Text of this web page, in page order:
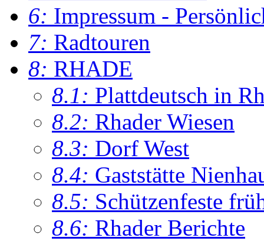
6: Impressum -
7: Radtouren
8: RHADE
8.1: Plattdeutsch in
8.2: Rhader Wiesen
8.3: Dorf West
8.4: Gaststätte
8.5: Schützenfeste
8.6: Rhader Berichte